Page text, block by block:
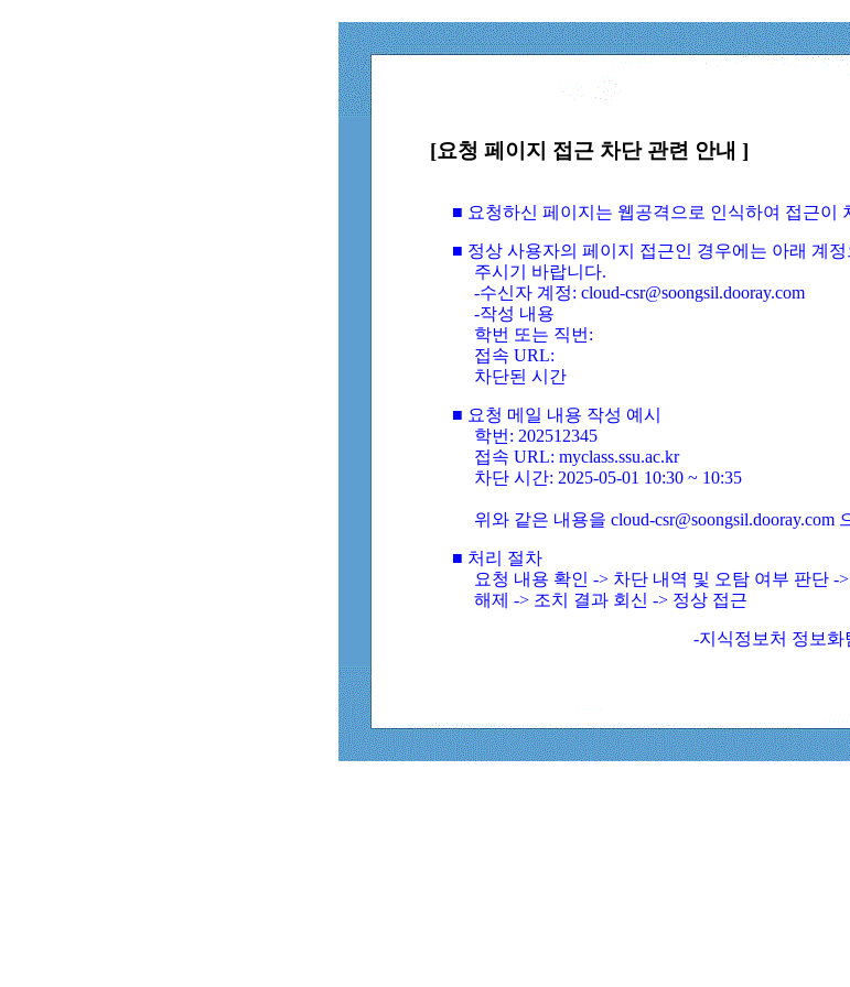
[요청 페이지 접근 차단 관련 안내 ]
■ 요청하신 페이지는 웹공격으로 인식하여 접근이
■ 정상 사용자의 페이지 접근인 경우에는 아래 계
주시기 바랍니다.
-수신자 계정: cloud-csr@soongsil.dooray.com
-작성 내용
학번 또는 직번:
접속 URL:
차단된 시간
■ 요청 메일 내용 작성 예시
학번: 202512345
접속 URL: myclass.ssu.ac.kr
차단 시간: 2025-05-01 10:30 ~ 10:35
위와 같은 내용을 cloud-
■ 처리 절차
요청 내용 확인 -> 차단 내역 및 오탐 여부 판단 -
해제 -> 조치 결과 회신 -> 정상 접근
-지식정보처 정보화